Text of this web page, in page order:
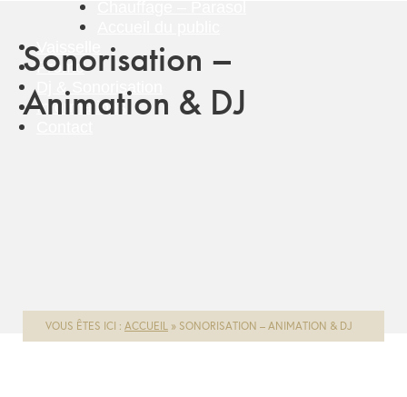
Vaisselle
Promo
Dj & Sonorisation
Informations
Sonorisation –
Animation & DJ
VOUS ÊTES ICI : ACCUEIL » SONORISATION – ANIMATION & DJ